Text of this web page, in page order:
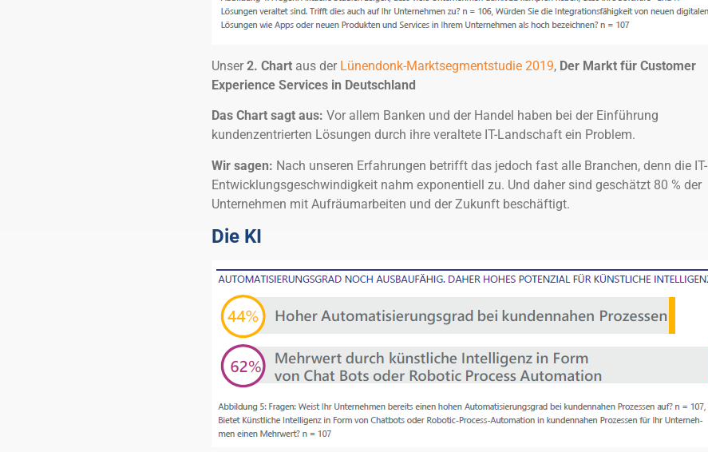
Unser 2. Chartaus der Lünendonk-Marktsegmentstudie 2019, Der Markt für Customer
Experience Services in Deutschland
Das Chart sagt aus: Vor allem Banken und der Handel haben bei der Einführung
kundenzentrierten Lösungen durch ihre veraltete IT-Landschaft ein Problem.
Wir sagen: Nach unseren Erfahrungen betrifft das jedoch fast alle Branchen, denn die IT-
Entwicklungsgeschwindigkeit nahm exponentiell zu. Und daher sind geschätzt 80 % der
Unternehmen mit Aufräumarbeiten und der Zukunft beschäftigt.
Die KI